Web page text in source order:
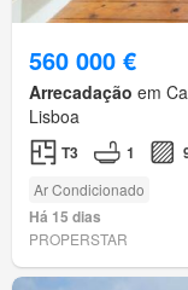
560 000 €
Arrecadação em
Lisboa
T3 1
Ar Condicionado
Há 15 dias
PROPERSTAR